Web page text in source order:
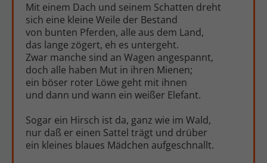
Mit einem Dach und seinem Schatten dreht
sich eine kleine Weile der Bestand
von bunten Pferden, alle aus dem Land,
das lange zögert, eh es untergeht.
Zwar manche sind an Wagen angespannt,
doch alle haben Mut in ihren Mienen;
ein böser roter Löwe geht mit ihnen
und dann und wann ein weißer Elefant.
Sogar ein Hirsch ist da, ganz wie im Wald,
nur daß er einen Sattel trägt und drüber
ein kleines blaues Mädchen aufgeschnallt.